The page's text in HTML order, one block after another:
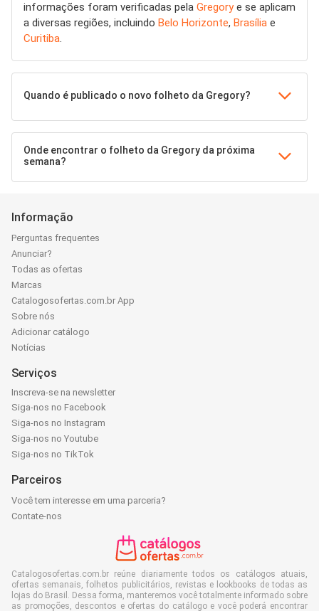
informações foram verificadas pela Gregorye se aplicam
a diversas regiões, incluindo Belo Horizonte, Brasília e
Curitiba.
Quando é publicado o novo folheto da Gregory?
Onde encontrar o folheto da Gregory da próxima
semana?
Informação
Perguntas frequentes
Anunciar?
Todas as ofertas
Marcas
Catalogosofertas.com.br App
Sobre nós
Adicionar catálogo
Notícias
Serviços
Inscreva-se na newsletter
Siga-nos no Facebook
Siga-nos no Instagram
Siga-nos no Youtube
Siga-nos no TikTok
Parceiros
Você tem interesse em uma parceria?
Contate-nos
Catalogosofertas.com.br reúne diariamente todos os catálogos atuais,
ofertas semanais, folhetos publicitários, revistas e lookbooks de todas as
lojas do Brasil. Dessa forma, manteremos você totalmente informado sobre
as promoções, descontos e ofertas do catálogo e você poderá encontrar